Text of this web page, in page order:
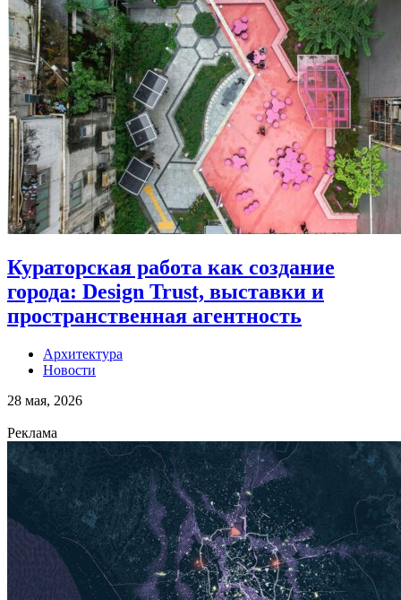
Кураторская работа как создание
города: Design Trust, выставки и
пространственная агентность
Архитектура
Новости
28 мая, 2026
Реклама